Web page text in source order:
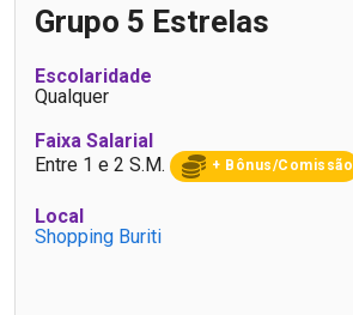
Grupo 5 Estrelas
Escolaridade
Qualquer
Faixa Salarial
Entre 1 e 2 S.M.
+ Bônus/Comissão
Local
Shopping Buriti